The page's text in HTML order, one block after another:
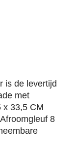
is de levertijd
met
x 33,5 CM
8